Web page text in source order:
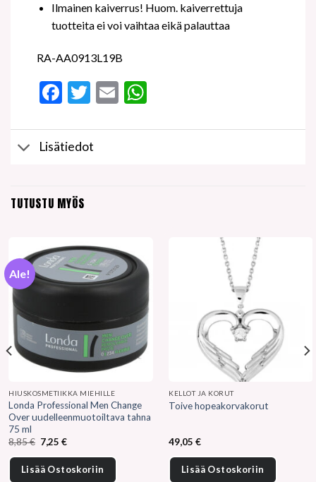
Ilmainen kaiverrus! Huom. kaiverrettuja
tuotteita ei voi vaihtaa eikä palauttaa
RA-AA0913L19B
Facebook
Twitter
EmailWhatsApp
Lisätiedot
TUTUSTU MYÖS
Ale!
HIUSKOSMETIIKKA MIEHILLE
Londa Professional Men Change
Over uudelleenmuotoiltava tahna
75 ml
8,85€ Alkuperäinen
hinta
oli:
8,85 €.
7,25€Nykyinen
on:
7,25 €.
Lisää Ostoskoriin
KELLOT JA KORUT
Toive hopeakorvakorut
49,05€
Lisää Ostoskoriin